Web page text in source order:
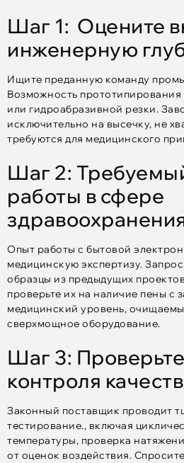
Шаг 1: Оцените
инженерную
Ищите преданную команду
Возможность
или гидроабразивной резки.
исключительно на высечку, не
требуются для медицинского
Шаг 2:
работы в сфере
Опыт работы с бытовой
медицинскую экспертизу.
образцы из предыдущих
проверьте их на наличие пены с
медицинский уровень,
сверхмощное оборудование.
Шаг 3:
контроля
Законный поставщик проводит
тестирование., включая
температуры, проверка
от оценок воздействия.